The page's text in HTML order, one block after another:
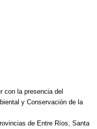
con la presencia del
y Conservación de la
de Entre Ríos, Santa